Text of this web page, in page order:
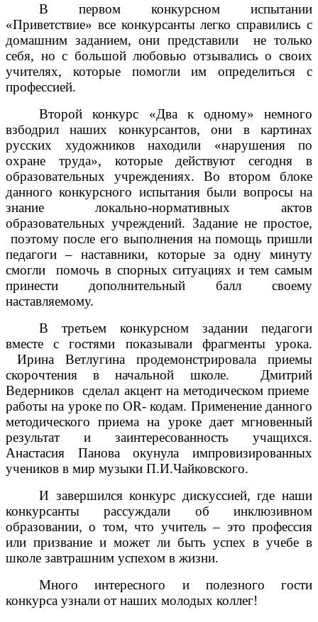
В первом конкурсном испытании
«Приветствие» все конкурсанты легко справились с
домашним заданием, они представили не только
себя, но с большой любовью отзывались о своих
учителях, которые помогли им определиться с
профессией.
Второй конкурс «Два к одному» немного
взбодрил наших конкурсантов, они в картинах
русских художников находили «нарушения по
охране труда», которые действуют сегодня в
образовательных учреждениях. Во втором блоке
данного конкурсного испытания были вопросы на
знание локально-нормативных актов
образовательных учреждений. Задание не простое,
поэтому после его выполнения на помощь пришли
педагоги – наставники, которые за одну минуту
смогли помочь в спорных ситуациях и тем самым
принести дополнительный балл своему
наставляемому.
В третьем конкурсном задании педагоги
вместе с гостями показывали фрагменты урока.
Ирина Ветлугина продемонстрировала приемы
скорочтения в начальной школе. Дмитрий
Ведерников сделал акцент на методическом приеме
работы на уроке поOR- кодам. Применение данного
методического приема на уроке дает мгновенный
результат и заинтересованность учащихся.
Анастасия Панова окунула импровизированных
учеников в мир музыки П.И.Чайковского.
И завершился конкурс дискуссией, где наши
конкурсанты рассуждали об инклюзивном
образовании, о том, что учитель – это профессия
или призвание и может ли быть успех в учебе в
школе завтрашним успехом в жизни.
Много интересного и полезного гости
конкурса узнали от наших молодых коллег!